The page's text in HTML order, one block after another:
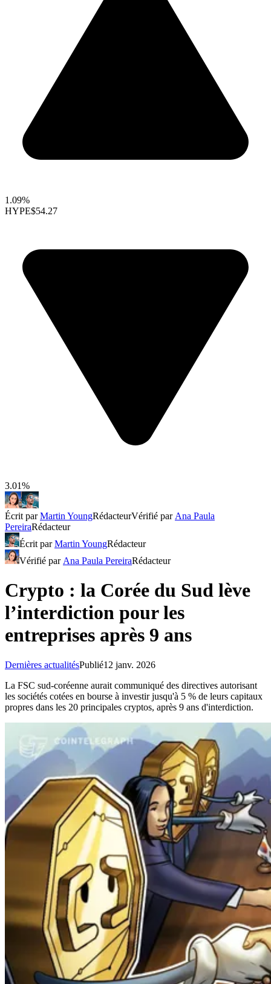
1.09%
HYPE$54.27
3.01%
Écrit parMartin YoungRédacteurVérifié par Ana Paula
PereiraRédacteur
Écrit parMartin YoungRédacteur
Vérifié par Ana Paula PereiraRédacteur
Crypto : la Corée du Sud lève
l’interdiction pour les
entreprises après 9 ans
Dernières actualitésPublié12 janv. 2026
La FSC sud-coréenne aurait communiqué des directives autorisant
les sociétés cotées en bourse à investir jusqu'à 5 % de leurs capitaux
propres dans les 20 principales cryptos, après 9 ans d'interdiction.